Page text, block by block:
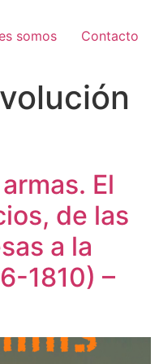
somos Contacto
El
de las
a la
1810) –